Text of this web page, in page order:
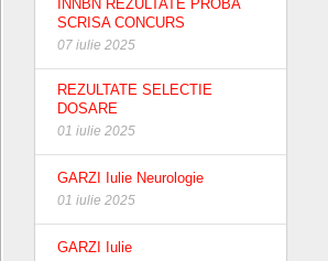
INNBN REZULTATE PROBA
SCRISA CONCURS
07 iulie 2025
REZULTATE SELECTIE
DOSARE
01 iulie 2025
GARZI Iulie Neurologie
01 iulie 2025
GARZI Iulie